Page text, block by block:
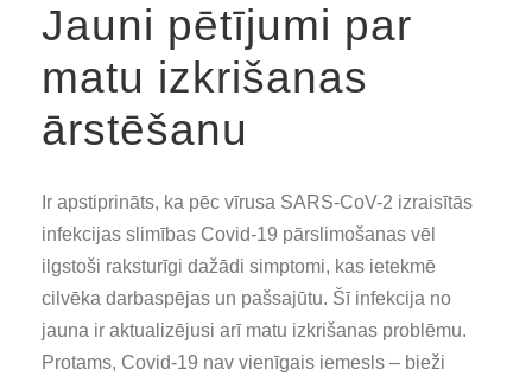
Jauni pētījumi par
matu izkrišanas
ārstēšanu
Ir apstiprināts, ka pēc vīrusa SARS-CoV-2 izraisītās
infekcijas slimības Covid-19 pārslimošanas vēl
ilgstoši raksturīgi dažādi simptomi, kas ietekmē
cilvēka darbaspējas un pašsajūtu. Šī infekcija no
jauna ir aktualizējusi arī matu izkrišanas problēmu.
Protams, Covid-19 nav vienīgais iemesls – bieži